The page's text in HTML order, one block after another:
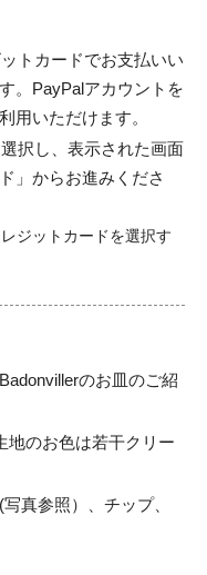
トカードでお支払いい
。PayPalアカウントを
用いただけます。
択し、表示された画面
」からお進みくださ
のお皿のご紹
地のお色は若干クリー
真参照）、チップ、